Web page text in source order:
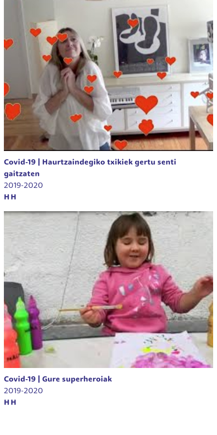
Covid-19 | Haurtzaindegiko txikiek gertu senti
gaitzaten
2019-2020
HH
Covid-19 | Gure superheroiak
2019-2020
HH